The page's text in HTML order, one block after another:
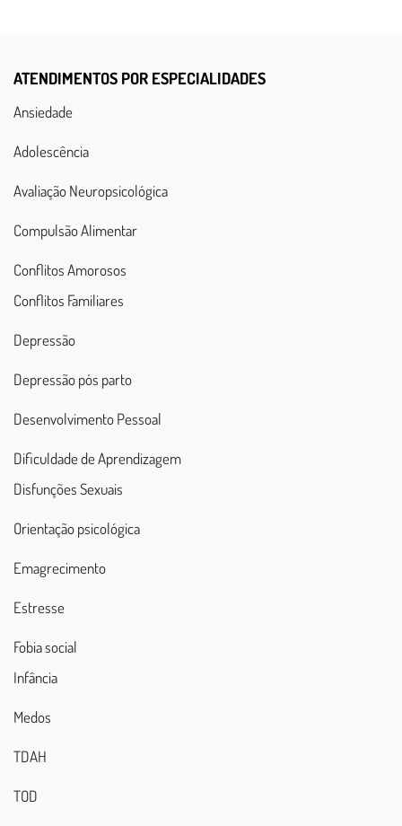
ATENDIMENTOS POR ESPECIALIDADES
Ansiedade
Adolescência
Avaliação Neuropsicológica
Compulsão Alimentar
Conflitos Amorosos
Conflitos Familiares
Depressão
Depressão pós parto
Desenvolvimento Pessoal
Dificuldade de Aprendizagem
Disfunções Sexuais
Orientação psicológica
Emagrecimento
Estresse
Fobia social
Infância
Medos
TDAH
TOD